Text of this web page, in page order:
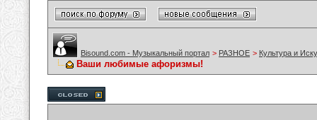
Bisound.com - Музыкальный портал > РАЗНОЕ > Культура и
Ваши любимые афоризмы!